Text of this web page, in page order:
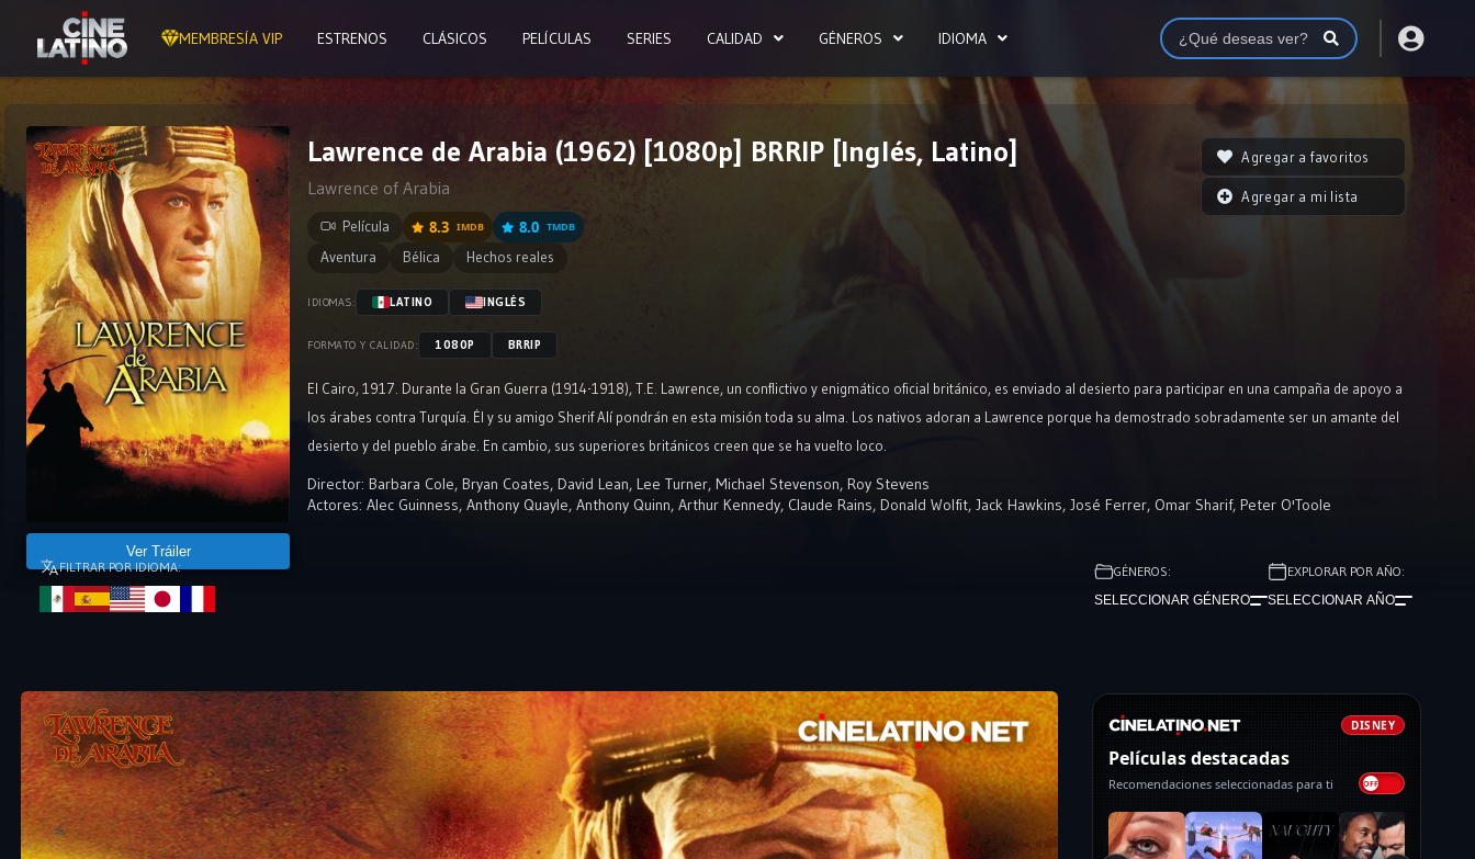
MEMBRESÍA VIP ESTRENOS CLÁSICOS PELÍCULAS SERIES CALIDAD GÉNEROS IDIOMA
Ver Tráiler
Lawrence de Arabia (1962) [1080p] BRRIP [Inglés, Latino]
Lawrence of Arabia
Película 8.3 IMDB 8.0 TMDB
Aventura Bélica Hechos reales
IDIOMAS: LATINO INGLÉS
FORMATO Y CALIDAD: 1080P BRRIP
El Cairo, 1917. Durante la Gran Guerra (1914-1918), T.E. Lawrence, un conflictivo y enigmático oficial británico, es enviado al desierto para participar en una campaña de apoyo a
los árabes contra Turquía. Él y su amigo Sherif Alí pondrán en esta misión toda su alma. Los nativos adoran a Lawrence porque ha demostrado sobradamente ser un amante del
desierto y del pueblo árabe. En cambio, sus superiores británicos creen que se ha vuelto loco.
Director: Barbara Cole, Bryan Coates, David Lean, Lee Turner, Michael Stevenson, Roy Stevens
Actores: Alec Guinness, Anthony Quayle, Anthony Quinn, Arthur Kennedy, Claude Rains, Donald Wolfit, Jack Hawkins, José Ferrer, Omar Sharif, Peter O'Toole
Agregar a favoritos
Agregar a mi lista
FILTRAR POR IDIOMA: GÉNEROS:
SELECCIONAR GÉNERO
EXPLORAR POR AÑO:
SELECCIONAR AÑO
DISNEY
Películas destacadas
Recomendaciones seleccionadas para ti